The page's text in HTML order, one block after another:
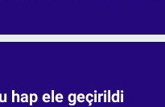
hap ele geçirildi